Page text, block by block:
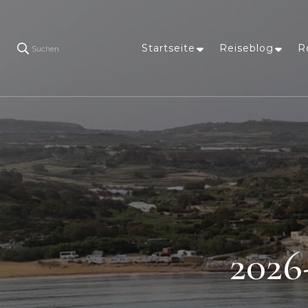
Suchen Startseite Reiseblog